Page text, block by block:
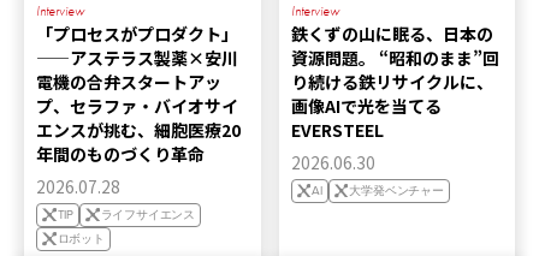
Interview
「プロセスがプロダクト」
——アステラス製薬×安川
電機の合弁スタートアッ
プ、セラファ・バイオサイ
エンスが挑む、細胞医療20
年間のものづくり革命
2026.07.28
TIP
ライフサイエンス
ロボット
Interview
鉄くずの山に眠る、日本の
資源問題。 “昭和のまま”回
り続ける鉄リサイクルに、
画像AIで光を当てる
EVERSTEEL
2026.06.30
AI 大学発ベンチャー